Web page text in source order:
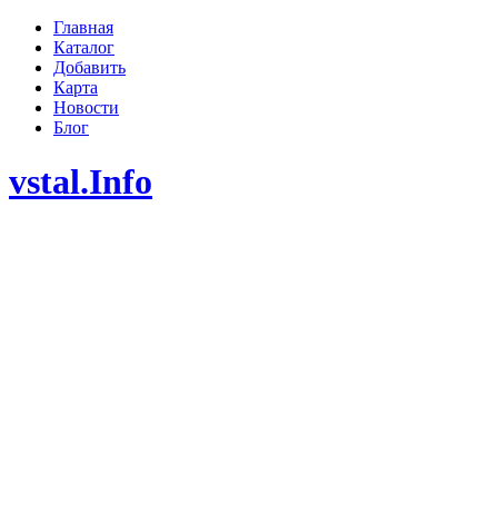
Главная
Каталог
Добавить
Карта
Новости
Блог
vstal.Info